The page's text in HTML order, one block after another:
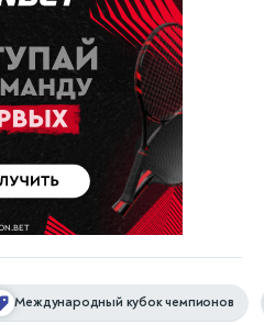
Международный кубок чемпионов